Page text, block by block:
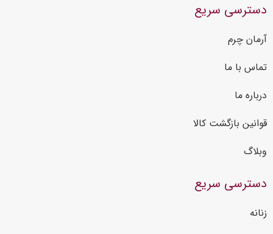
دسترسی سریع
آرمان چرم
تماس با ما
درباره ما
قوانین بازگشت کالا
وبلاگ
دسترسی سریع
زنانه